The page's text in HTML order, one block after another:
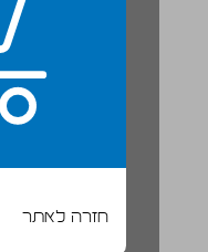
חזרה לאתר